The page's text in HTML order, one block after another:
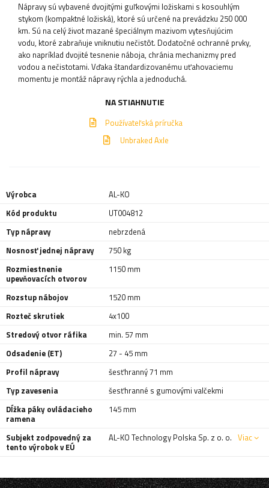
Nápravy sú vybavené dvojitými guľkovými ložiskami s kosouhlým
stykom (kompaktné ložiská), ktoré sú určené na prevádzku 250 000
km. Sú na celý život mazané špeciálnym mazivom vytesňujúcim
vodu, ktoré zabraňuje vniknutiu nečistôt. Dodatočné ochranné prvky,
ako napríklad dvojité tesnenie náboja, chránia mechanizmy pred
vodou a nečistotami. Vďaka štandardizovanému uťahovaciemu
momentu je montáž nápravy rýchla a jednoduchá.
NA STIAHNUTIE
Používateľská príručka
Unbraked Axle
Výrobca
AL-KO
Kód produktu
UT004812
Typ nápravy
nebrzdená
Nosnosť jednej nápravy
750 kg
Rozmiestnenie
upevňovacích otvorov
1150 mm
Rozstup nábojov
1520 mm
Rozteč skrutiek
4x100
Stredový otvor ráfika
min. 57 mm
Odsadenie (ET)
27 - 45 mm
Profil nápravy
šesťhranný 71 mm
Typ zavesenia
šesťhranné s gumovými valčekmi
Dĺžka páky ovládacieho
ramena
145 mm
Subjekt zodpovedný za
tento výrobok v EÚ
AL-KO Technology Polska Sp. z o. o. Viac